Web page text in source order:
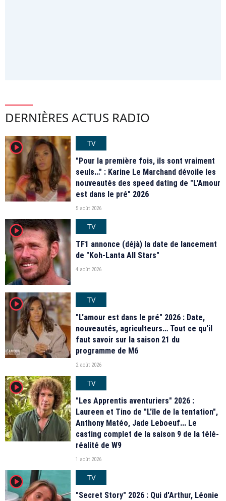
DERNIÈRES ACTUS RADIO
player2
TV
"Pour la première fois, ils sont vraiment
seuls…" : Karine Le Marchand dévoile les
nouveautés des speed dating de "L'Amour
est dans le pré" 2026
5 août 2026
player2
TV
TF1 annonce (déjà) la date de lancement
de "Koh-Lanta All Stars"
4 août 2026
player2
TV
"L'amour est dans le pré" 2026 : Date,
nouveautés, agriculteurs… Tout ce qu'il
faut savoir sur la saison 21 du
programme de M6
2 août 2026
player2
TV
"Les Apprentis aventuriers" 2026 :
Laureen et Tino de "L'île de la tentation",
Anthony Matéo, Jade Leboeuf... Le
casting complet de la saison 9 de la télé-
réalité de W9
1 août 2026
player2
TV
"Secret Story" 2026 : Qui d'Arthur, Léonie